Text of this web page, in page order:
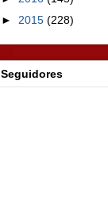
► 2015 (228)
Seguidores